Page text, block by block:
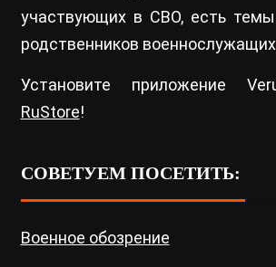
участвующих в СВО, есть
родственников
Установите приложение
RuStore!
СОВЕТУЕМ ПОСЕТИТЬ:
Военное обозрение